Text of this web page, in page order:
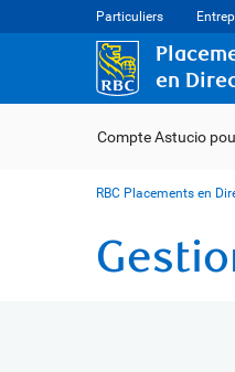
Particuliers
en
Compte Astucio
RBC Placements en